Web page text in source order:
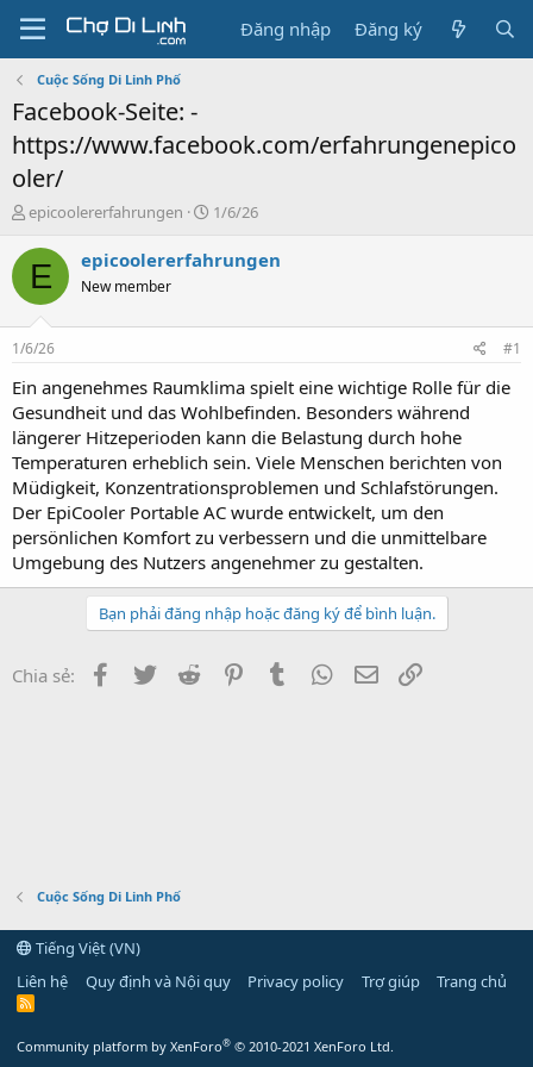
Đăng nhập Đăng ký
Cuộc Sống Di Linh Phố
Facebook-Seite: -
https://www.facebook.com/erfahrungenepico
oler/
T
r
a
s
t
a
t
e
r
epicoolererfahrungen
N
à
1/6/26
E epicoolererfahrungen
New member
1/6/26 #1
Ein angenehmes Raumklima spielt eine wichtige Rolle für die
Gesundheit und das Wohlbefinden. Besonders während
längerer Hitzeperioden kann die Belastung durch hohe
Temperaturen erheblich sein. Viele Menschen berichten von
Müdigkeit, Konzentrationsproblemen und Schlafstörungen.
Der EpiCooler Portable AC wurde entwickelt, um den
persönlichen Komfort zu verbessern und die unmittelbare
Umgebung des Nutzers angenehmer zu gestalten.
Bạn phải đăng nhập hoặc đăng ký để bình luận.
Chia sẻ: Facebook
Twitter Reddit PinterestTumblr WhatsApp
Email
Cuộc Sống Di Linh Phố
Tiếng Việt (VN)
Liên hệ
Quy định và Nội quy Privacy policy Trợ giúp Trang chủ
R
Community platform by XenForo® © 2010-2021 XenForo Ltd.